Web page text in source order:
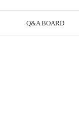
Q&A BOARD